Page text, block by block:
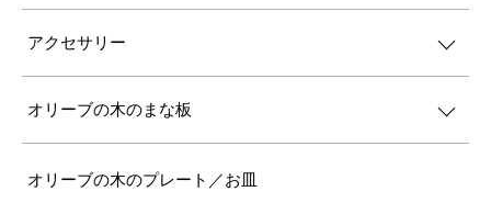
アクセサリー
オリーブの木のまな板
オリーブの木のプレート／お皿